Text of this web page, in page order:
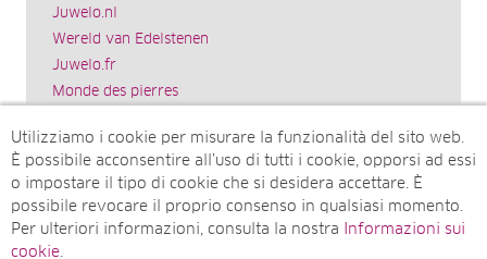
Juwelo.nl
Wereld van Edelstenen
Juwelo.fr
Monde des pierres
El mundo de las piedras preciosas
Rocks & Co.
World of Gemstones
Juwelo.com
Ädelstenarnas Värld
Utilizziamo i cookie per misurare la funzionalità del sito web.
È possibile acconsentire all’uso di tutti i cookie, opporsi ad essi
o impostare il tipo di cookie che si desidera accettare. È
possibile revocare il proprio consenso in qualsiasi momento.
Per ulteriori informazioni, consulta la nostra
Informazioni sui
cookie.